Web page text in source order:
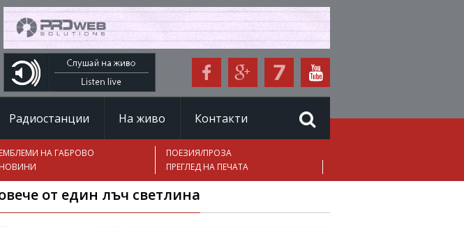
Радиостанции На живо Контакти
ЕМБЛЕМИ НА ГАБРОВО
ПОЕЗИЯ/ПРОЗА
НОВИНИ ПРЕГЛЕД НА ПЕЧАТА
от един лъч светлина